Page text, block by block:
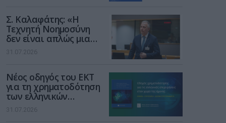
Σ. Καλαφάτης: «Η
Τεχνητή Νοημοσύνη
δεν είναι απλώς μια
νέα τεχνολογία, είναι
μια νέα βιομηχανική
31.07.2026
Νέος οδηγός του ΕΚΤ
για τη χρηματοδότηση
των ελληνικών
επιχειρήσεων στον
χώρο της άμυνας
31.07.2026